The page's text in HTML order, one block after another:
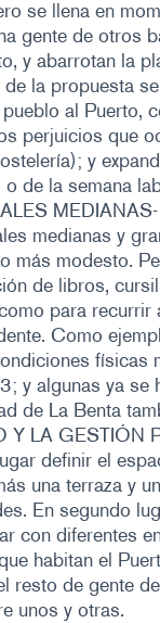
se llena en
gente de otros
y abarrotan la
la propuesta
al Puerto,
perjuicios que
y
de la semana
MEDIANAS-
medianas y
más modesto.
de libros,
para recurrir
Como
físicas
y algunas ya se
de La Benta
Y LA GESTIÓN
definir el
una terraza y
En segundo
con diferentes
habitan el
resto de gente de
unos y otras.